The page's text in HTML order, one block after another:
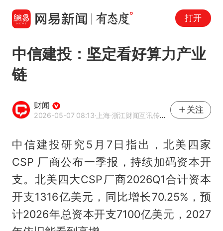
打开
中信建投：坚定看好算力产业
链
财闻
2026-05-07 08:13·上海·浙江财闻互讯传媒有限公司官方账号
关注
中信建投研究5月7日指出，北美四家
CSP 厂商公布一季报，持续加码资本开
支。北美四大CSP厂商2026Q1合计资本
开支1316亿美元，同比增长70.25%，预
计2026年总资本开支7100亿美元，2027